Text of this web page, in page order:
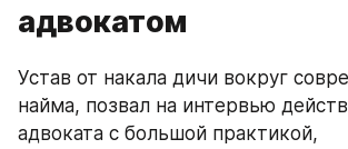
адвокатом
Устав от накала дичи вокруг
найма, позвал на интервью
адвоката с большой практикой,